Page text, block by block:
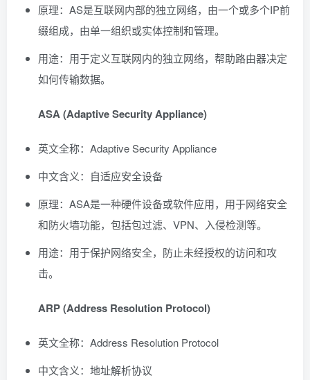
原理：AS是互联网内部的独立网络，由一个或多个IP前
缀组成，由单一组织或实体控制和管理。
用途：用于定义互联网内的独立网络，帮助路由器决定
如何传输数据。
ASA (Adaptive Security Appliance)
英文全称：Adaptive Security Appliance
中文含义：自适应安全设备
原理：ASA是一种硬件设备或软件应用，用于网络安全
和防火墙功能，包括包过滤、VPN、入侵检测等。
用途：用于保护网络安全，防止未经授权的访问和攻
击。
ARP (Address Resolution Protocol)
英文全称：Address Resolution Protocol
中文含义：地址解析协议